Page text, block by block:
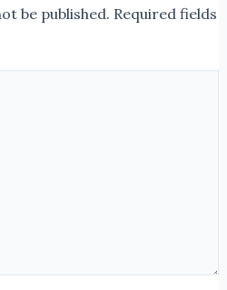
be published. Required fields